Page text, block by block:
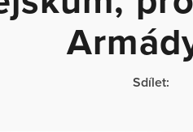
Sdílet: